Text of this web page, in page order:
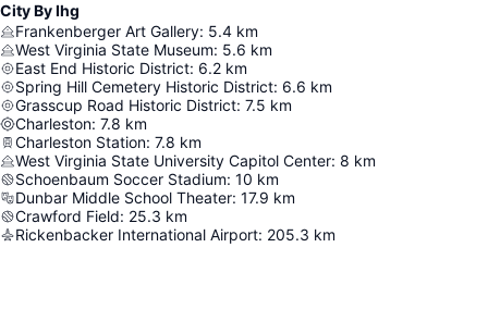
City By Ihg
Frankenberger Art Gallery: 5.4 km
West Virginia State Museum: 5.6 km
East End Historic District: 6.2 km
Spring Hill Cemetery Historic District: 6.6 km
Grasscup Road Historic District: 7.5 km
Charleston: 7.8 km
Charleston Station: 7.8 km
West Virginia State University Capitol Center: 8 km
Schoenbaum Soccer Stadium: 10 km
Dunbar Middle School Theater: 17.9 km
Crawford Field: 25.3 km
Rickenbacker International Airport: 205.3 km